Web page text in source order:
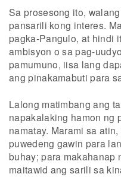
Sa prosesong ito,
pansarili kong interes.
pagka-Pangulo, at hindi
ambisyon o sa pag-
pamumuno, iisa lang
ang pinakamabuti para
Lalong matimbang ang
napakalaking hamon ng
namatay. Marami sa
puwedeng gawin para
buhay; para makahanap
maitawid ang sarili sa